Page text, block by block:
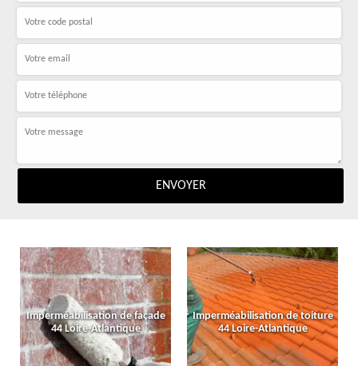
Imperméabilisation de façade
44 Loire-Atlantique
Imperméabilisation de toiture
44 Loire-Atlantique